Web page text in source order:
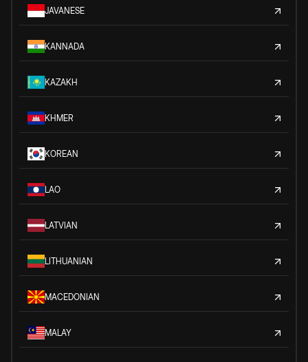
JAVANESE
KANNADA
KAZAKH
KHMER
KOREAN
LAO
LATVIAN
LITHUANIAN
MACEDONIAN
MALAY